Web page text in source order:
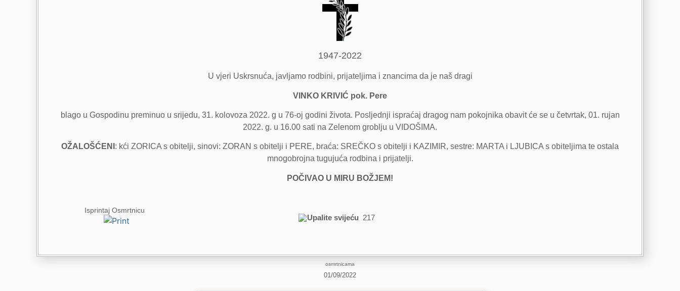
1947-2022
U vjeri Uskrsnuća, javljamo rodbini, prijateljima i znancima da je naš dragi
VINKO KRIVIĆ pok. Pere
blago u Gospodinu preminuo u srijedu, 31. kolovoza 2022. g u 76-oj godini života. Posljednji ispraćaj dragog nam pokojnika obavit će se u četvrtak, 01. rujan
2022. g. u 16.00 sati na Zelenom groblju u VIDOŠIMA.
OŽALOŠĆENI : kći ZORICA s obitelji, sinovi: ZORAN s obitelji i PERE, braća: SREČKO s obitelji i KAZIMIR, sestre: MARTA i LJUBICA s obiteljima te ostala
mnogobrojna tugujuća rodbina i prijatelji.
POČIVAO U MIRU BOŽJEM!
Isprintaj Osmrtnicu
Upalite svijeću 217
osmrtnicama
01/09/2022